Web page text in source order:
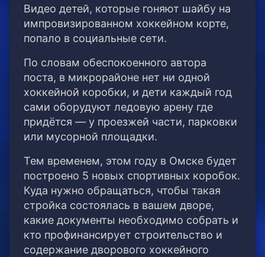
Видео детей, которые гоняют шайбу на
импровизированном хоккейном корте,
попало в социальные сети.
По словам обеспокоенного автора
поста, в микрорайоне нет ни одной
хоккейной коробки, и дети каждый год
сами оборудуют ледовую арену где
придётся — у проезжей части, парковки
или мусорной площадки.
Тем временем, этом году в Омске будет
построено 5 новых спортивных коробок.
Куда нужно обращаться, чтобы такая
стройка состоялась в вашем дворе,
какие документы необходимо собрать и
кто профинансирует строительство и
содержание дворового хоккейного